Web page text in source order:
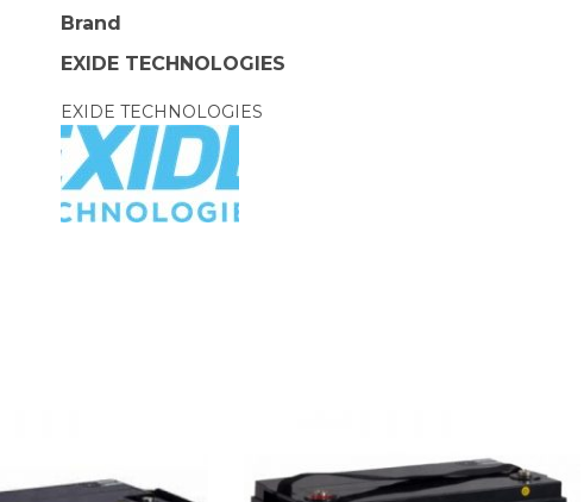
Brand
EXIDE TECHNOLOGIES
EXIDE TECHNOLOGIES